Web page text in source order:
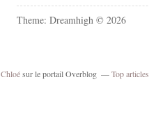
Theme: Dreamhigh © 2026
Chloésur le portail Overblog Top articles